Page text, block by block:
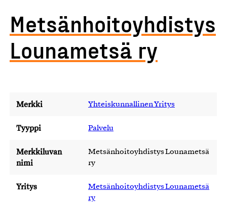
Metsänhoitoyhdistys
Lounametsä ry
Merkki Yhteiskunnallinen Yritys
Tyyppi Palvelu
Merkkiluvan
nimi
Metsänhoitoyhdistys Lounametsä
ry
Yritys
Metsänhoitoyhdistys Lounametsä
ry